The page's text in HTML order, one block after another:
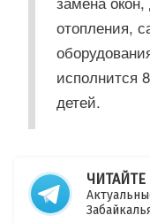
отопления,
исполнится
детей.